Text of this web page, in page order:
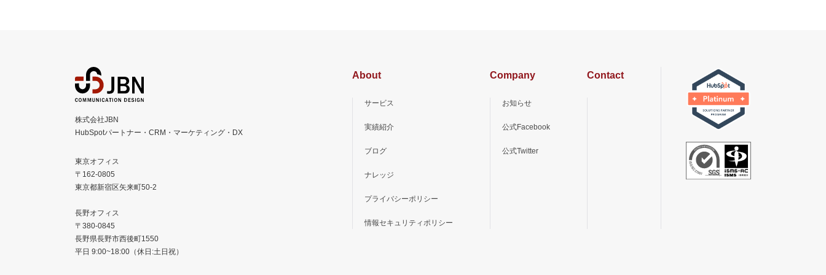
株式会社JBN
HubSpotパートナー・CRM・マーケティング・DX
東京オフィス
〒162-0805
東京都新宿区矢来町50-2
長野オフィス
〒380-0845
長野県長野市西後町1550
平日 9:00~18:00（休日:土日祝）
About
サービス
実績紹介
ブログ
ナレッジ
プライバシーポリシー
情報セキュリティポリシー
Company
お知らせ
公式Facebook
公式Twitter
Contact